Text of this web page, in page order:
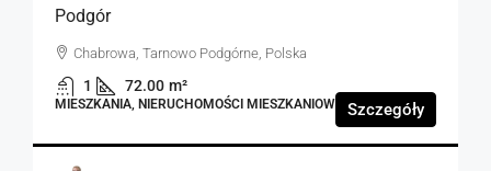
Podgór
Chabrowa, Tarnowo Podgórne, Polska
1 72.00 m²
MIESZKANIA, NIERUCHOMOŚCI MIESZKANIOWE Szczegóły